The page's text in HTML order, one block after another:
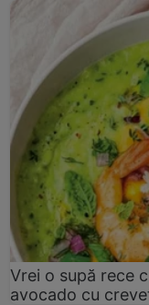
Vrei o supă rece
avocado cu